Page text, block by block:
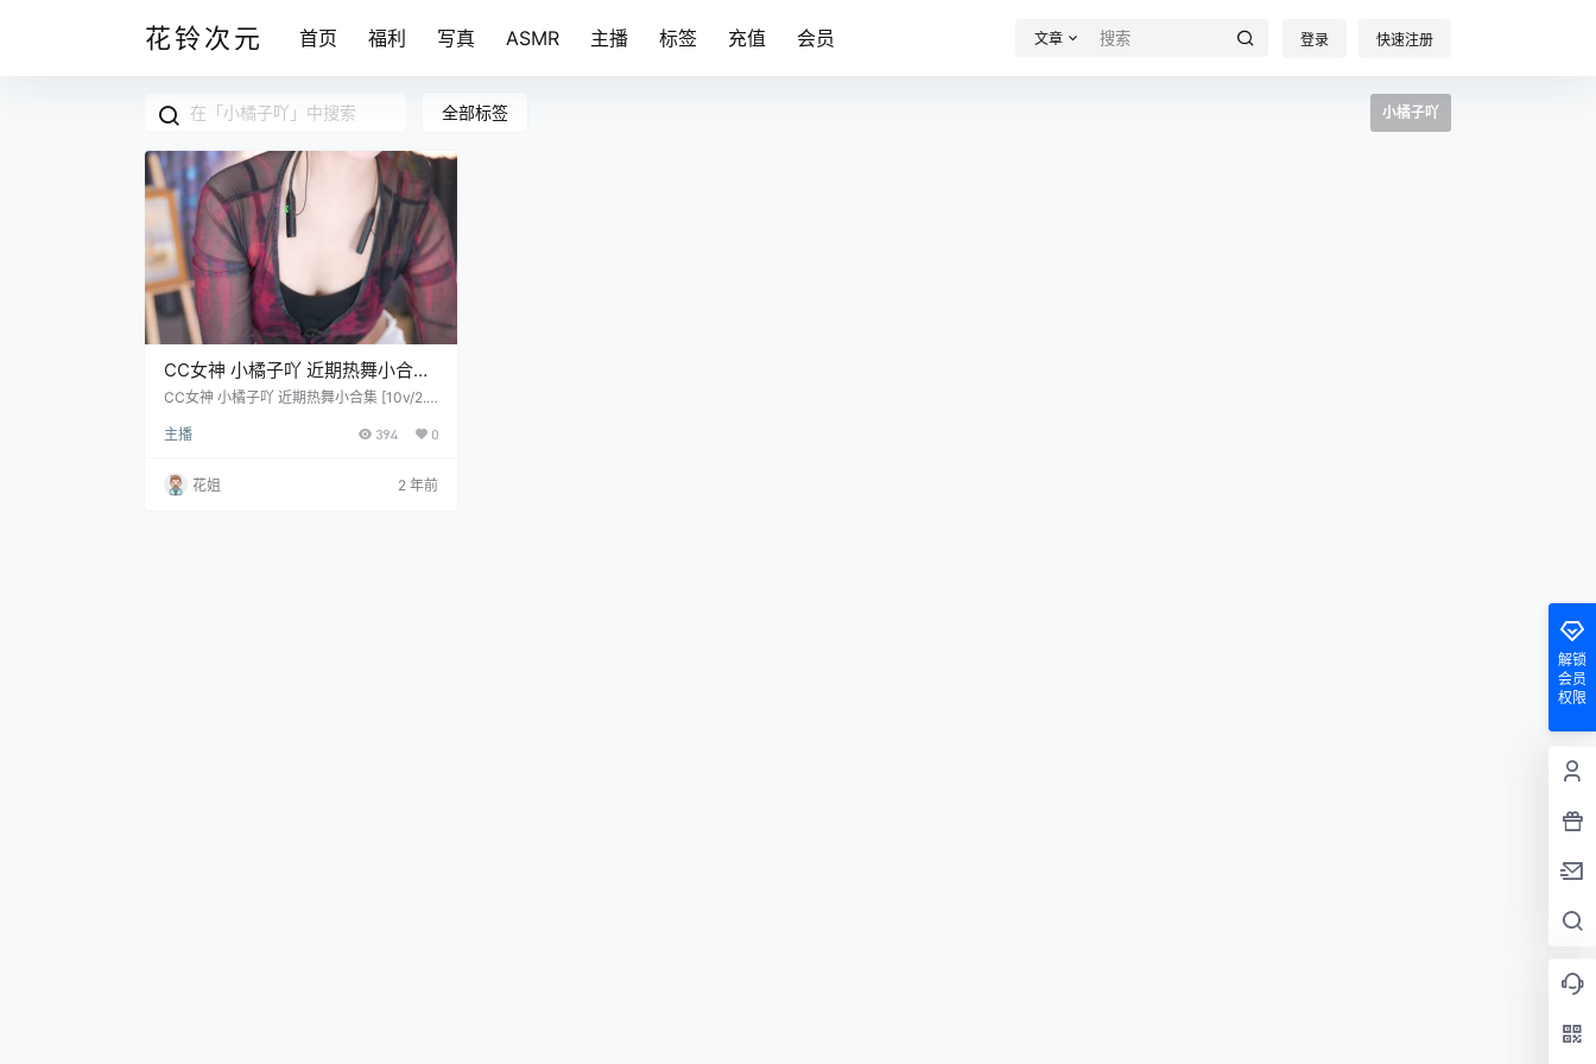
花铃次元 首页 福利 写真 ASMR 主播 标签 充值 会员 文章 登录 快速注册
全部标签 小橘子吖
CC女神 小橘子吖 近期热舞小合集
[10v/2.15G]
CC女神 小橘子吖 近期热舞小合集 [10v/2.1
主播
394 0
花姐 2 年前
解锁
会员
权限